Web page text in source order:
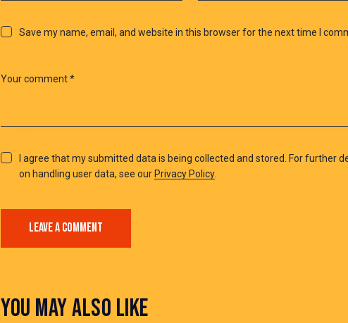
Save my name, email, and website in this browser for the next time I
I agree that my submitted data is being collected and stored. For further
on handling user data, see our Privacy Policy.
YOU MAY ALSO LIKE